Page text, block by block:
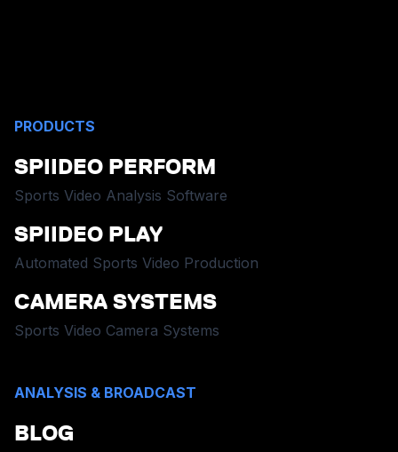
PRODUCTS
SPIIDEO PERFORM
Sports Video Analysis Software
SPIIDEO PLAY
Automated Sports Video Production
CAMERA SYSTEMS
Sports Video Camera Systems
ANALYSIS & BROADCAST
BLOG